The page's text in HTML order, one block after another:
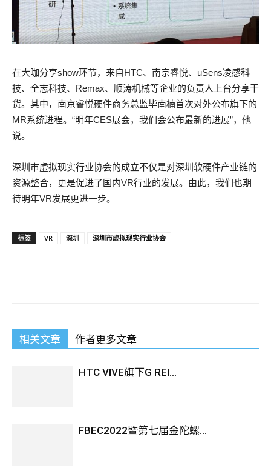
在大咖分享show环节，来自HTC、南京睿悦、uSens凌感科
技、全志科技、Remax、顺涛机械等企业的负责人上台分享干
货。其中，南京睿悦硬件商务总监毕南楠首次对外公布旗下的
MR系统进程。“明年CES展会，我们会公布最新的进展”，他
说。
深圳市虚拟现实行业协会的成立不仅是对深圳软硬件产业链的
资源整合，更是促进了国内VR行业的发展。由此，我们也期
待明年VR发展更进一步。
标签 VR 深圳 深圳市虚拟现实行业协会
相关文章 作者更多文章
HTC VIVE旗下G REI...
FBEC2022暨第七届金陀螺...